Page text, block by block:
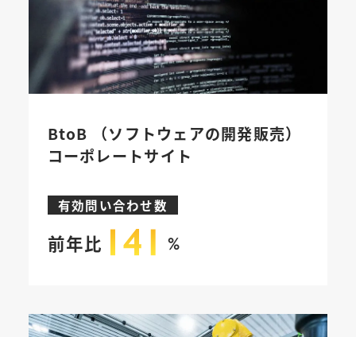
BtoB （ソフトウェアの開発販売）
コーポレートサイト
有効問い合わせ数
前年比 %